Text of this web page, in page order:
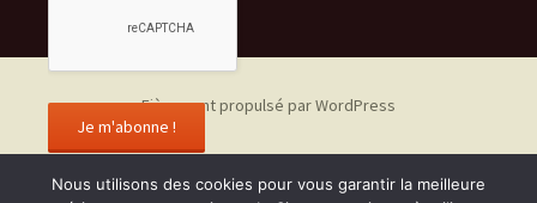
Fièrement propulsé par WordPress
Nous utilisons des cookies pour vous garantir la meilleure